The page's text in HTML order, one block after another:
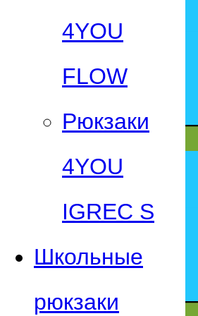
4YOU
FLOW
Рюкзаки
4YOU
IGREC S
Школьные
рюкзаки